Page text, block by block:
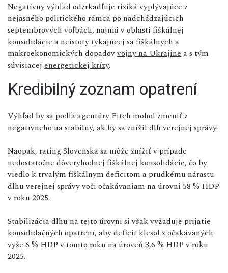
Negatívny výhľad odzrkadľuje riziká vyplývajúce z
nejasného politického rámca po nadchádzajúcich
septembrových voľbách, najmä v oblasti fiškálnej
konsolidácie a neistoty týkajúcej sa fiškálnych a
makroekonomických dopadovvojny na Ukrajinea s tým
súvisiacej energetickej krízy.
Kredibilný zoznam opatrení
Výhľad by sa podľa agentúry Fitch mohol zmeniť z
negatívneho na stabilný, ak by sa znížil dlh verejnej správy.
Naopak, rating Slovenska sa môže znížiť v prípade
nedostatočne dôveryhodnej fiškálnej konsolidácie, čo by
viedlo k trvalým fiškálnym deficitom a prudkému nárastu
dlhu verejnej správy voči očakávaniam na úrovni 58 % HDP
v roku 2025.
Stabilizácia dlhu na tejto úrovni si však vyžaduje prijatie
konsolidačných opatrení, aby deficit klesol z očakávaných
vyše 6 % HDP v tomto roku na úroveň 3,6 % HDP v roku
2025.